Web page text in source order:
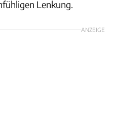
Lenkung.
ANZEIGE